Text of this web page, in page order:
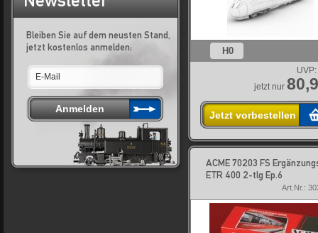
Bleiben Sie auf dem neusten Stand,
jetzt kostenlos anmelden:
H0
UVP:
jetzt nur
Jetzt vorbestellen
ACME 70203 FS
ETR 400 2-tlg Ep.6
Art.Nr.: